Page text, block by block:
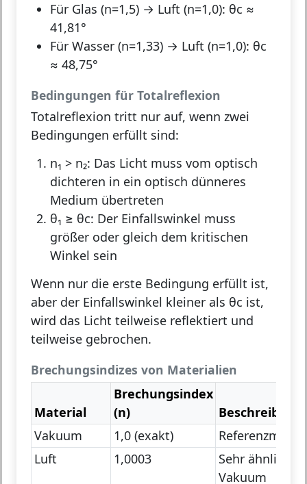
Für Glas (n=1,5) → Luft (n=1,0): θc ≈
41,81°
Für Wasser (n=1,33) → Luft (n=1,0): θc
≈ 48,75°
Bedingungen für Totalreflexion
Totalreflexion tritt nur auf, wenn zwei
Bedingungen erfüllt sind:
n₁ > n₂: Das Licht muss vom optisch
dichteren in ein optisch dünneres
Medium übertreten
θ₁ ≥ θc: Der Einfallswinkel muss
größer oder gleich dem kritischen
Winkel sein
Wenn nur die erste Bedingung erfüllt ist,
aber der Einfallswinkel kleiner als θc ist,
wird das Licht teilweise reflektiert und
teilweise gebrochen.
Brechungsindizes von Materialien
Material
Brechungsindex
(n)
Beschreibung
Vakuum
1,0 (exakt)
Luft
1,0003
Sehr ähnlich
Vakuum